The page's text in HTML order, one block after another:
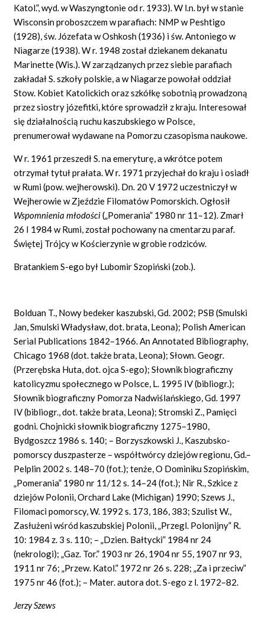
Katol.”, wyd. w Waszyngtonie od r. 1933). W l.n. był w stanie
Wisconsin proboszczem w parafiach: NMP w Peshtigo
(1928), św. Józefata w Oshkosh (1936) i św. Antoniego w
Niagarze (1938). W r. 1948 został dziekanem dekanatu
Marinette (Wis.). W zarządzanych przez siebie parafiach
zakładał S. szkoły polskie, a w Niagarze powołał oddział
Stow. Kobiet Katolickich oraz szkółkę sobotnią prowadzoną
przez siostry józefitki, które sprowadził z kraju. Interesował
się działalnością ruchu kaszubskiego w Polsce,
prenumerował wydawane na Pomorzu czasopisma naukowe.
W r. 1961 przeszedł S. na emeryturę, a wkrótce potem
otrzymał tytuł prałata. W r. 1971 przyjechał do kraju i osiadł
w Rumi (pow. wejherowski). Dn. 20 V 1972 uczestniczył w
Wejherowie w Zjeździe Filomatów Pomorskich. Ogłosił
Wspomnienia młodości(„Pomerania” 1980 nr 11–12). Zmarł
26 I 1984 w Rumi, został pochowany na cmentarzu paraf.
Świętej Trójcy w Kościerzynie w grobie rodziców.
Bratankiem S-ego był Lubomir Szopiński (zob.).
Bolduan T., Nowy bedeker kaszubski, Gd. 2002; PSB (Smulski
Jan, Smulski Władysław, dot. brata, Leona); Polish American
Serial Publications 1842–1966. An Annotated Bibliography,
Chicago 1968 (dot. także brata, Leona); Słown. Geogr.
(Przerębska Huta, dot. ojca S-ego); Słownik biograficzny
katolicyzmu społecznego w Polsce, L. 1995 IV (bibliogr.);
Słownik biograficzny Pomorza Nadwiślańskiego, Gd. 1997
IV (bibliogr., dot. także brata, Leona); Stromski Z., Pamięci
godni. Chojnicki słownik biograficzny 1275–1980,
Bydgoszcz 1986 s. 140; – Borzyszkowski J., Kaszubsko-
pomorscy duszpasterze – współtwórcy dziejów regionu, Gd.–
Pelplin 2002 s. 148–70 (fot.); tenże, O Dominiku Szopińskim,
„Pomerania” 1980 nr 11/12 s. 14–24 (fot.); Nir R., Szkice z
dziejów Polonii, Orchard Lake (Michigan) 1990; Szews J.,
Filomaci pomorscy, W. 1992 s. 173, 186, 383; Szulist W.,
Zasłużeni wśród kaszubskiej Polonii, „Przegl. Polonijny” R.
10: 1984 z. 3 s. 110; – „Dzien. Bałtycki” 1984 nr 24
(nekrologi); „Gaz. Tor.” 1903 nr 26, 1904 nr 55, 1907 nr 93,
1911 nr 76; „Przew. Katol.” 1972 nr 26 s. 228; „Za i przeciw”
1975 nr 46 (fot.); – Mater. autora dot. S-ego z l. 1972–82.
Jerzy Szews